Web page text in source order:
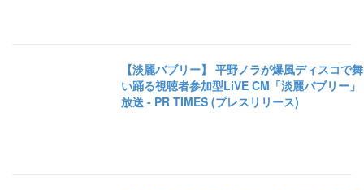
【淡麗バブリー】 平野ノラが爆風ディスコで舞
い踊る視聴者参加型LiVE CM「淡麗バブリー」
放送 - PR TIMES (プレスリリース)